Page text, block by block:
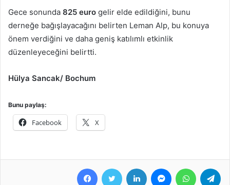
Gece sonunda 825 euro gelir elde edildiğini, bunu
derneğe bağışlayacağını belirten Leman Alp, bu konuya
önem verdiğini ve daha geniş katılımlı etkinlik
düzenleyeceğini belirtti.
Hülya Sancak/ Bochum
Bunu paylaş:
Facebook X